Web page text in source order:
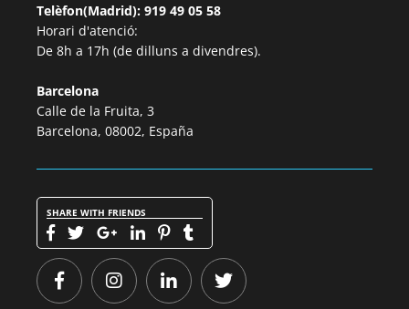
Telèfon(Madrid): 919 49 05 58
Horari d'atenció:
De 8h a 17h (de dilluns a divendres).
Barcelona
Calle de la Fruita, 3
Barcelona, 08002, España
SHARE WITH FRIENDS